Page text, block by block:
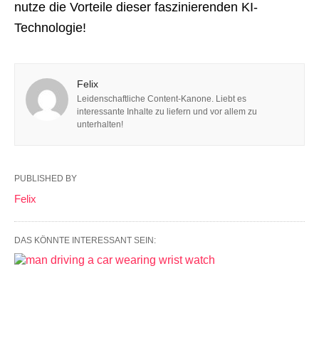
nutze die Vorteile dieser faszinierenden KI-
Technologie!
Felix
Leidenschaftliche Content-Kanone. Liebt es
interessante Inhalte zu liefern und vor allem zu
unterhalten!
PUBLISHED BY
Felix
DAS KÖNNTE INTERESSANT SEIN: